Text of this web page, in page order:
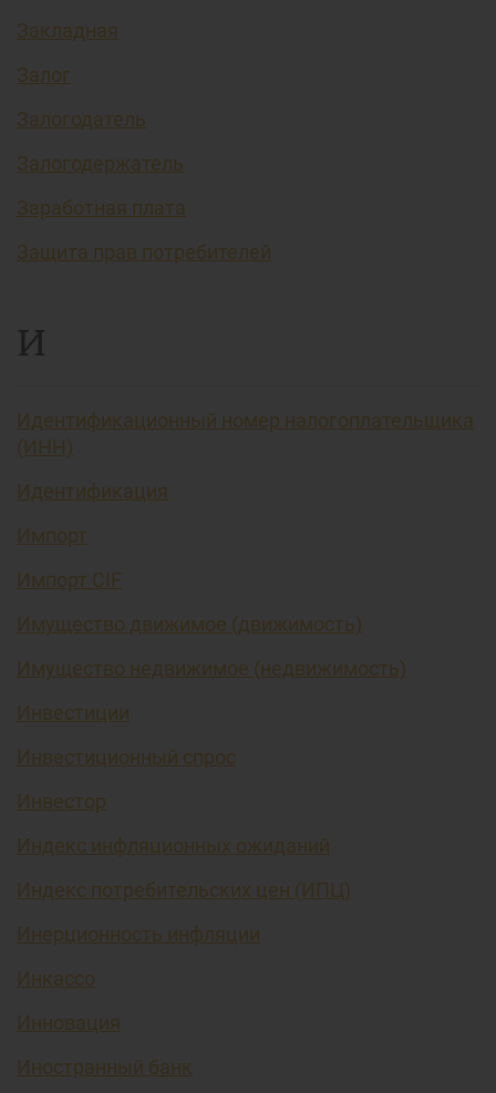
Закладная
Залог
Залогодатель
Залогодержатель
Заработная плата
Защита прав потребителей
И
Идентификационный номер налогоплательщика
(ИНН)
Идентификация
Импорт
Импорт CIF
Имущество движимое (движимость)
Имущество недвижимое (недвижимость)
Инвестиции
Инвестиционный спрос
Инвестор
Индекс инфляционных ожиданий
Индекс потребительских цен (ИПЦ)
Инерционность инфляции
Инкассо
Инновация
Иностранный банк